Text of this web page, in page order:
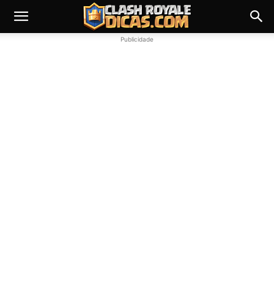
Publicidade